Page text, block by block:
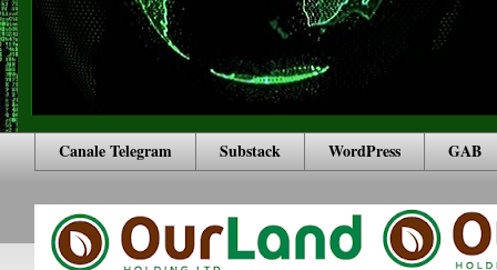
Canale Telegram Substack WordPress GAB